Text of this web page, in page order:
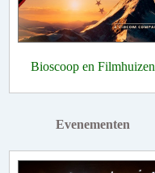
Bioscoop en Filmhuizen
Evenementen